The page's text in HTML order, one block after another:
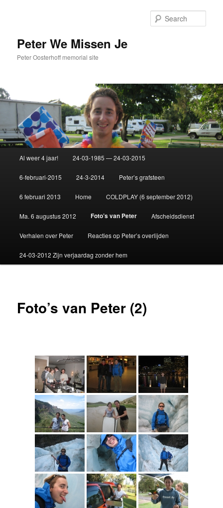
Peter We Missen Je
Peter Oosterhoff memorial site
Skip
to
primary
content
Al weer 4 jaar! 24-03-1985 — 24-03-2015
6-februari-2015 24-3-2014 Peter’s grafsteen
6 februari 2013 Home COLDPLAY (6 september 2012)
Ma. 6 augustus 2012 Foto’s van Peter Afscheidsdienst
Verhalen over Peter Reacties op Peter’s overlijden
24-03-2012 Zijn verjaardag zonder hem
Foto’s van Peter (2)